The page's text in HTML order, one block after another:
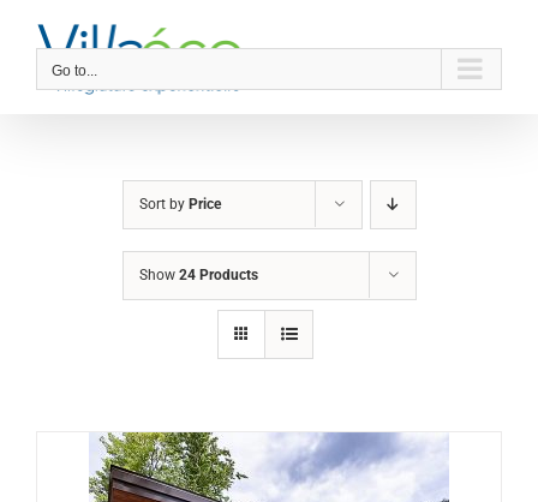
contentGo to...
Sort by Price
Show 24 Products